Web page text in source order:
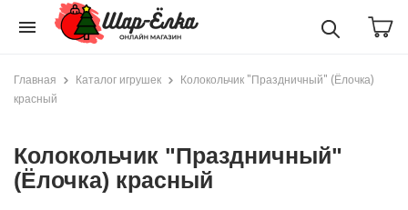
menu
Главная Каталог игрушек
Колокольчик "Праздничный" (Ёлочка)
красный
Колокольчик "Праздничный"
(Ёлочка) красный